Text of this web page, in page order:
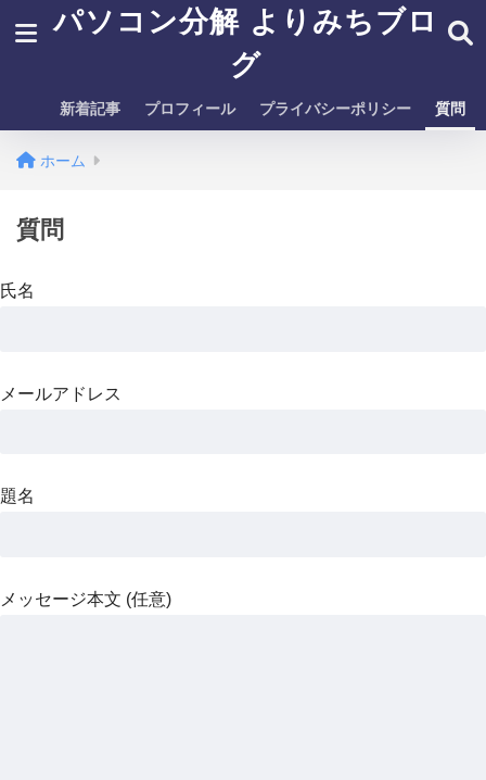
パソコン分解 よりみちブロ
グ
新着記事 プロフィール プライバシーポリシー 質問
ホーム
質問
氏名
メールアドレス
題名
メッセージ本文 (任意)